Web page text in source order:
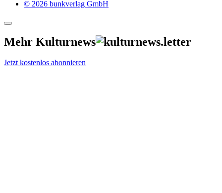
© 2026 bunkverlag GmbH
Mehr Kulturnews
Jetzt kostenlos abonnieren